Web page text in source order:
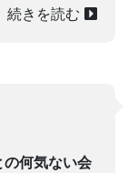
続きを読む
何気ない会